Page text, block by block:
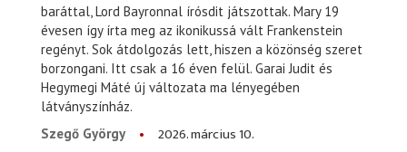
baráttal, Lord Bayronnal írósdit játszottak. Mary 19
évesen így írta meg az ikonikussá vált Frankenstein
regényt. Sok átdolgozás lett, hiszen a közönség szeret
borzongani. Itt csak a 16 éven felül. Garai Judit és
Hegymegi Máté új változata ma lényegében
látványszínház.
Szegő György
2026. március 10.